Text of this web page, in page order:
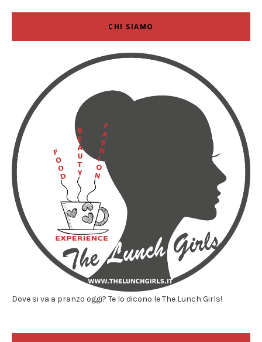
CHI SIAMO
Dove si va a pranzo oggi? Te lo dicono le The Lunch Girls!